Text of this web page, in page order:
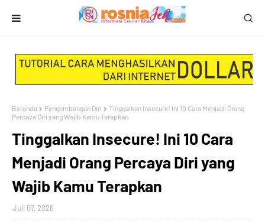
Beranda Pengembangan Diri
Tinggalkan Insecure! Ini 10 Cara Menjadi Orang
Percaya Diri yang Wajib Kamu Terapkan
Tinggalkan Insecure! Ini 10 Cara
Menjadi Orang Percaya Diri yang
Wajib Kamu Terapkan
Juli 07, 2026